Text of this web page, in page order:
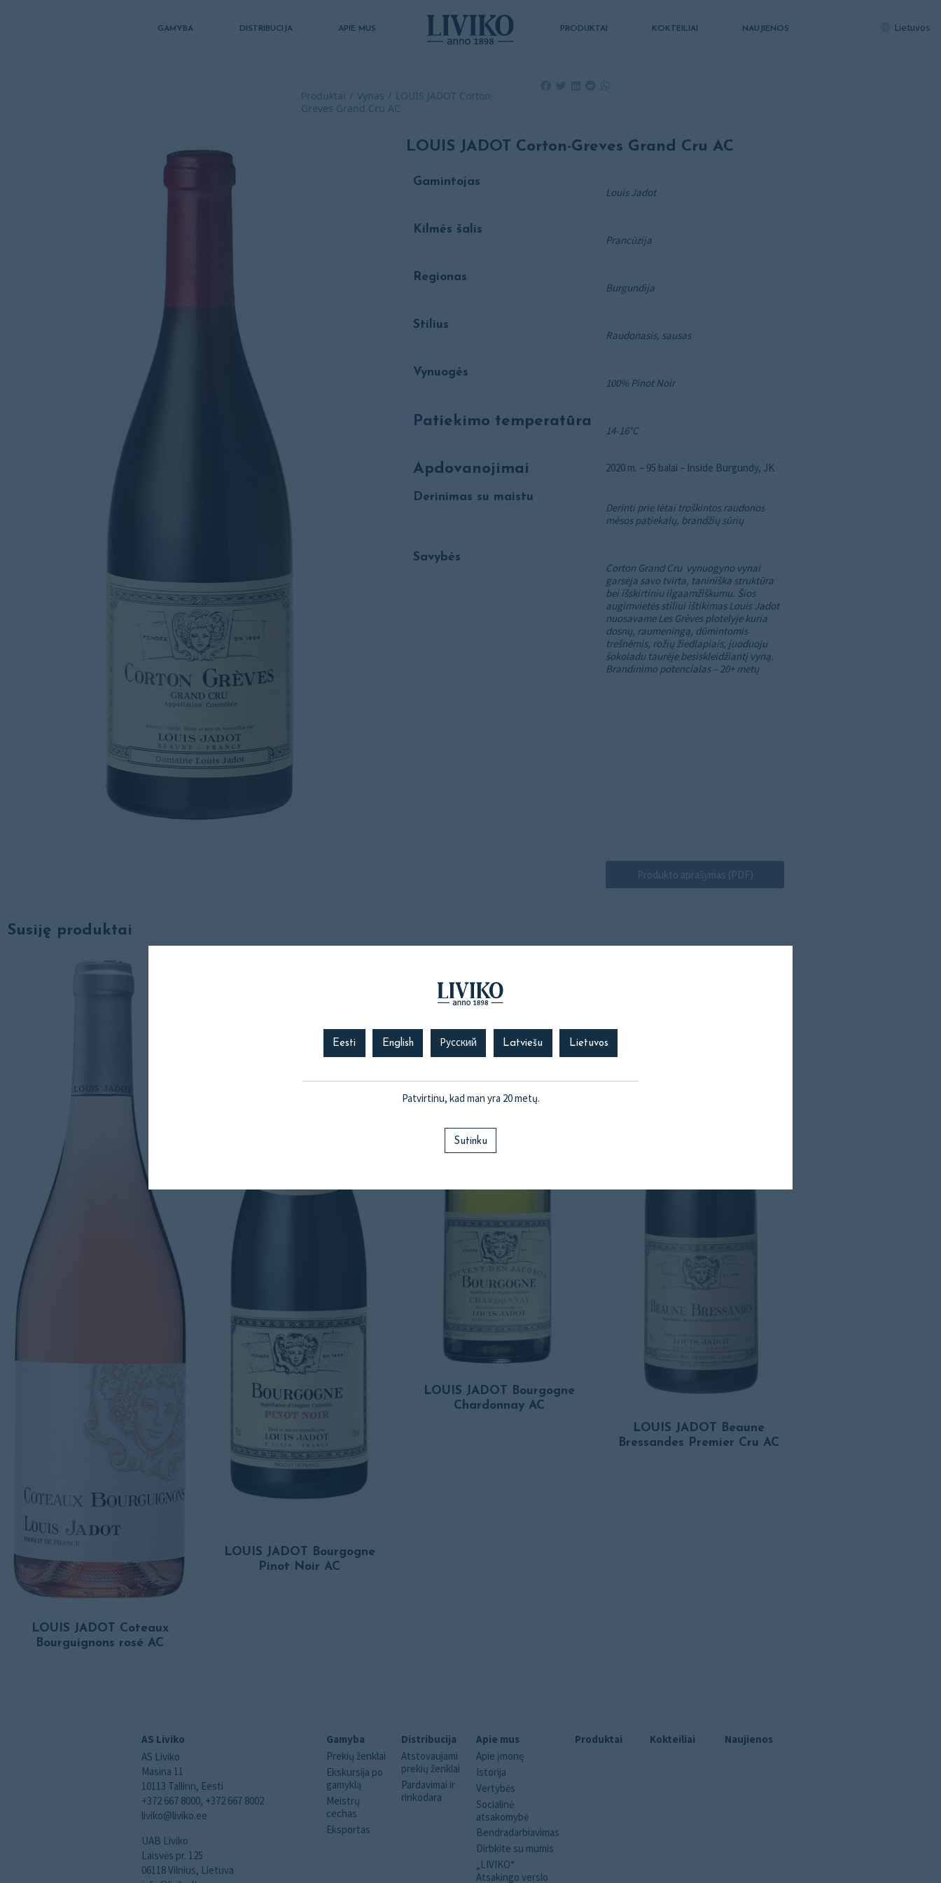
GAMYBA DISTRIBUCIJA APIE MUS PRODUKTAI KOKTEILIAI NAUJIENOS
Lietuvos
Produktai Vynas
LOUIS JADOT Corton-
Greves Grand Cru AC
LOUIS JADOT Corton-Greves Grand Cru AC
Gamintojas
Louis Jadot
Kilmės šalis
Prancūzija
Regionas
Burgundija
Stilius
Raudonasis, sausas
Vynuogės
100% Pinot Noir
Patiekimo temperatūra
14-16°C
Apdovanojimai 2020 m. – 95 balai – Inside Burgundy, JK
Derinimas su maistu
Derinti prie lėtai troškintos raudonos
mėsos patiekalų, brandžių sūrių
Savybės
Corton Grand Cru vynuogyno vynai
garsėja savo tvirta, taniniška struktūra
bei išskirtiniu ilgaamžiškumu. Šios
augimvietės stiliui ištikimas Louis Jadot
nuosavame Les Grèves plotelyje kuria
dosnų, raumeningą, dūmintomis
trešnėmis, rožių žiedlapiais, juoduoju
šokoladu taurėje besiskleidžiantį vyną.
Brandinimo potencialas – 20+ metų
Produkto aprašymas (PDF)
Susiję produktai
LOUIS JADOT Coteaux
Bourguignons rosé AC
LOUIS JADOT Bourgogne
Pinot Noir AC
LOUIS JADOT Bourgogne
Chardonnay AC
LOUIS JADOT Beaune
Bressandes Premier Cru AC
AS Liviko
AS Liviko
Masina 11
10113 Tallinn, Eesti
+372 667 8000, +372 667 8002
liviko@liviko.ee
UAB Liviko
Laisvės pr. 125
06118 Vilnius, Lietuva
Gamyba
Prekių ženklai
Ekskursija po
gamyklą
Meistrų
cechas
Eksportas
Distribucija
Atstovaujami
prekių ženklai
Pardavimai ir
rinkodara
Apie mus
Apie įmonę
Istorija
Vertybės
Socialinė
atsakomybė
Bendradarbiavimas
Dirbkite su mumis
„LIVIKO“
Atsakingo verslo
Produktai Kokteiliai Naujienos
Eesti English Русский Latviešu Lietuvos
Patvirtinu, kad man yra 20 metų.
Sutinku